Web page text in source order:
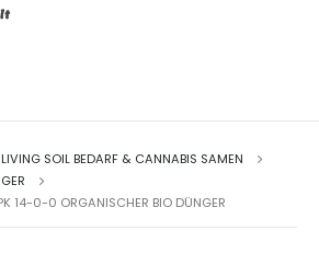
SOIL BEDARF & CANNABIS SAMEN
14-0-0 ORGANISCHER BIO DÜNGER